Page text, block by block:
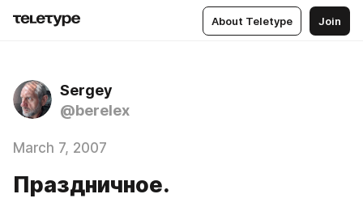
About Teletype Join
Sergey
@berelex
March 7, 2007
Праздничное.